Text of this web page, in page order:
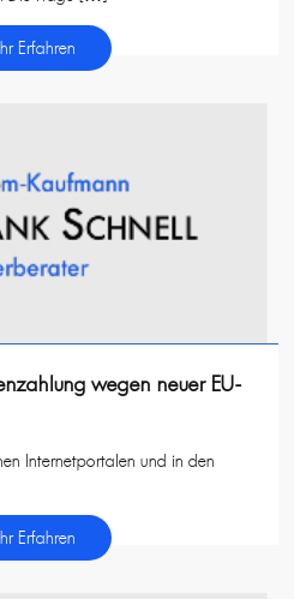
Erfahren
wegen neuer EU-
Internetportalen und in den
Erfahren